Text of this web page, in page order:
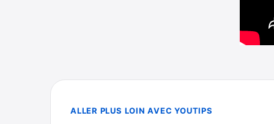
ALLER PLUS LOIN AVEC YOUTIPS